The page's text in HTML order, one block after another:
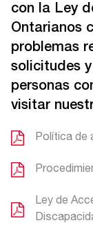
con la Ley
Ontarianos
problemas
solicitudes
personas
visitar
Política de
Ley de